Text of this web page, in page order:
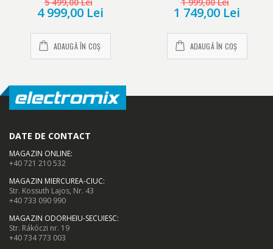
4 999,00 Lei
ADAUGĂ ÎN COȘ
1 749,00 Lei
ADAUGĂ ÎN COȘ
DATE DE CONTACT
MAGAZIN ONLINE:
+40 721 210 532
MAGAZIN MIERCUREA-CIUC:
Str. Kossuth Lajos, Nr. 43
+40 733 090 990
MAGAZIN ODORHEIU-SECUIESC:
Str. Rákóczi nr. 19
+40 734 773 003